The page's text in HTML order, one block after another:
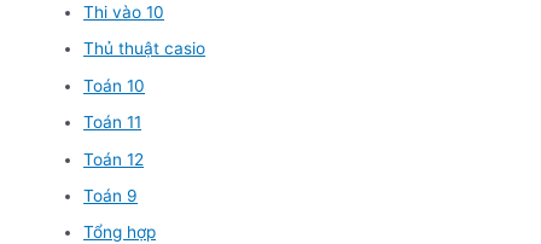
Thi vào 10
Thủ thuật casio
Toán 10
Toán 11
Toán 12
Toán 9
Tổng hợp